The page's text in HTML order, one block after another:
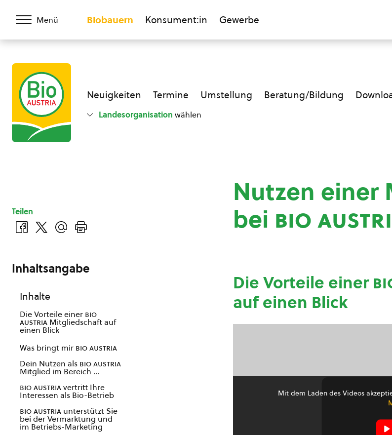
Menü Biobauern Konsument:in Gewerbe
Neuigkeiten Termine Umstellung Beratung/Bildung
Landesorganisation wählen
Nutzen einer
bei bio
Die Vorteile einer
auf einen Blick
Mit dem Laden des Videos
Teilen
Inhaltsangabe
Inhalte
Die Vorteile einer bio
austria Mitgliedschaft auf
einen Blick
Was bringt mir bio austria
Dein Nutzen als bio austria
Mitglied im Bereich …
bio austriavertritt Ihre
Interessen als Bio-Betrieb
bio austria unterstützt Sie
bei der Vermarktung und
im Betriebs-Marketing